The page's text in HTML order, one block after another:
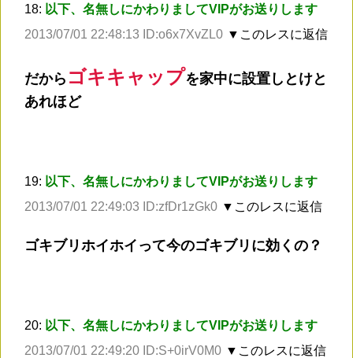
18: 以下、名無しにかわりましてVIPがお送りします
2013/07/01 22:48:13 ID:o6x7XvZL0 ▼このレスに返信
だから ゴキキャップを家中に設置しとけと
あれほど
19: 以下、名無しにかわりましてVIPがお送りします
2013/07/01 22:49:03 ID:zfDr1zGk0 ▼このレスに返信
ゴキブリホイホイって今のゴキブリに効くの？
20: 以下、名無しにかわりましてVIPがお送りします
2013/07/01 22:49:20 ID:S+0irV0M0 ▼このレスに返信